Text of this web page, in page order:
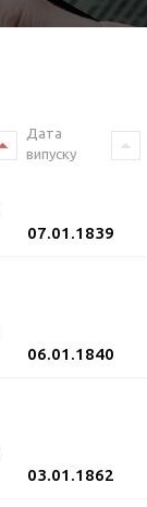
Дата
випуску
07.01.1839
06.01.1840
03.01.1862